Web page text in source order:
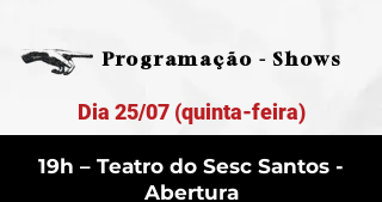
Programação - Shows
Dia 25/07 (quinta-feira)
19h – Teatro do Sesc Santos -
Abertura